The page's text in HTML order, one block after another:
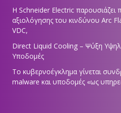
Η Schneider Electric παρουσιάζει
αξιολόγησης του κινδύνου Arc
VDC,
Direct Liquid Cooling – Ψύξη
Υποδομές
Το κυβερνοέγκλημα γίνεται
malware και υποδομές «ως